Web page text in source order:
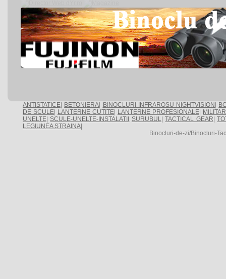
ANTISTATICE BETONIERA BINOCLURI INFRAROSU NIGHTVISION
DE SCULE
LANTERNE CUTITE LANTERNE PROFESIONALE
UNELTE SCULE-UNELTE-INSTALATII SURUBUL|TACTICAL GEAR |
LEGIUNEA STRAINA
Binocluri-de-zi/Binocluri-